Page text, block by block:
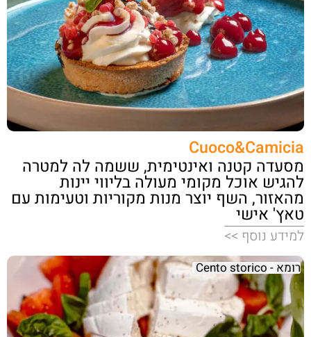
Cuoco&Camicia
מסעדה קטנה ואינטימית, ששמה לה למטרה
להגיש אוכל מקומי מעולה בליווי יינות
מהאזור, השף יוצר מנות מקוריות וטעימות עם
טאץ' אישי
למידע נוסף >>
רומא - Cento storico